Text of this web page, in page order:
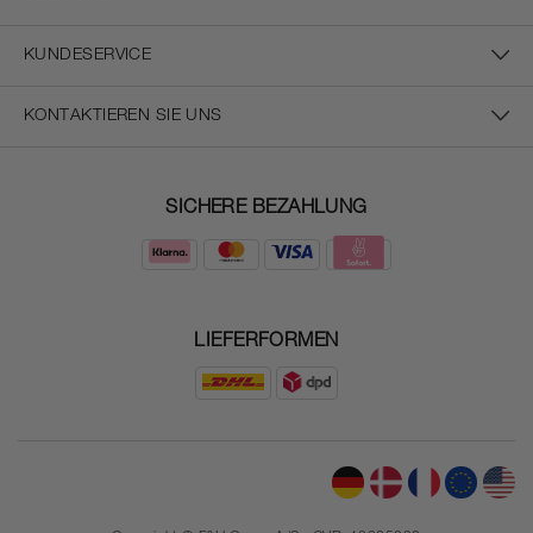
KUNDESERVICE
KONTAKTIEREN SIE UNS
SICHERE BEZAHLUNG
LIEFERFORMEN